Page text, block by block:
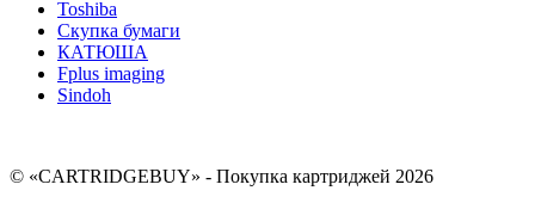
Toshiba
Скупка бумаги
КАТЮША
Fplus imaging
Sindoh
© «CARTRIDGEBUY» - Покупка картриджей 2026